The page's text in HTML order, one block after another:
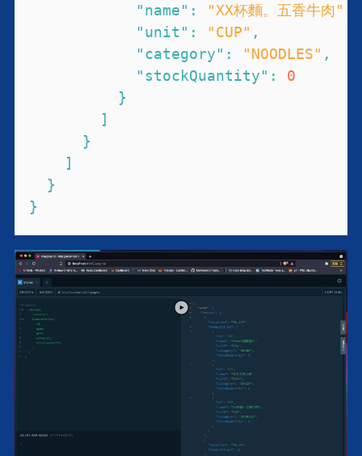
"name" : "XX杯麵。五香牛肉"
"unit" : "CUP" ,
"category" : "NOODLES" ,
"stockQuantity" :
0
}
]
}
]
}
}